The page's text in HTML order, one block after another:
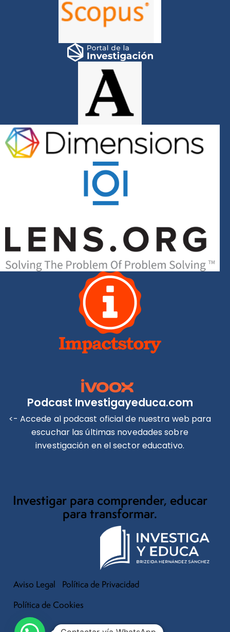
Podcast Investigayeduca.com
<- Accede al podcast oficial de nuestra web para
escuchar las últimas novedades sobre
investigación en el sector educativo.
Investigar para comprender, educar
para transformar.
Aviso Legal
Política de Privacidad
Política de Cookies